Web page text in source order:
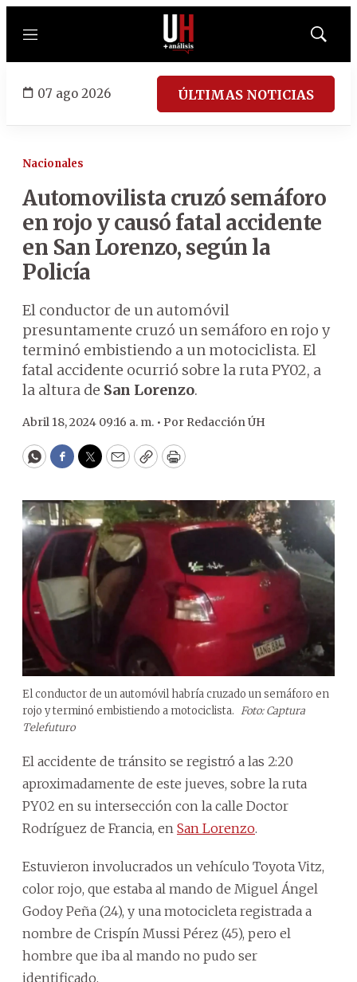
Menú
Mostrar
07 ago 2026 ÚLTIMAS NOTICIAS
Nacionales
Automovilista cruzó semáforo
en rojo y causó fatal accidente
en San Lorenzo, según la
Policía
El conductor de un automóvil
presuntamente cruzó un semáforo en rojo y
terminó embistiendo a un motociclista. El
fatal accidente ocurrió sobre la ruta PY02, a
la altura de San Lorenzo.
Abril 18, 2024 09:16 a. m. • Por Redacción ÚH
WhatsApp
Facebook
Twitter
EmailCopyPrint
El conductor de un automóvil habría cruzado un semáforo en
rojo y terminó embistiendo a motociclista. Foto: Captura
Telefuturo
El accidente de tránsito se registró a las 2:20
aproximadamente de este jueves, sobre la ruta
PY02 en su intersección con la calle Doctor
Rodríguez de Francia, en San Lorenzo.
Estuvieron involucrados un vehículo Toyota Vitz,
color rojo, que estaba al mando de Miguel Ángel
Godoy Peña (24), y una motocicleta registrada a
nombre de Crispín Mussi Pérez (45), pero el
hombre que iba al mando no pudo ser
identificado.